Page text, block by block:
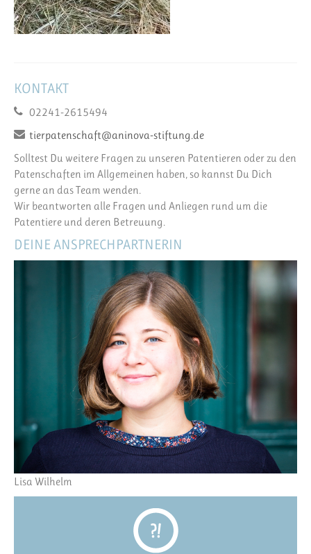
KONTAKT
02241-2615494
tierpatenschaft@aninova-stiftung.de
Solltest Du weitere Fragen zu unseren Patentieren oder zu den
Patenschaften im Allgemeinen haben, so kannst Du Dich
gerne an das Team wenden.
Wir beantworten alle Fragen und Anliegen rund um die
Patentiere und deren Betreuung.
DEINE ANSPRECHPARTNERIN
Lisa Wilhelm